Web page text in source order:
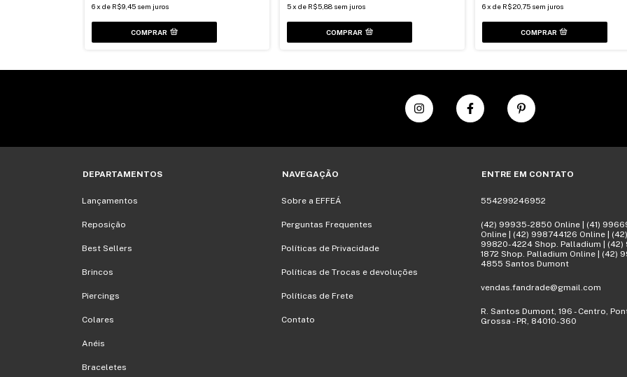
6x de R$9,45 sem juros
COMPRAR
5x de R$5,88 sem juros
COMPRAR
6x de R$20,75 sem juros
DEPARTAMENTOS
Lançamentos
Reposição
Best Sellers
Brincos
Piercings
Colares
Anéis
Braceletes
NAVEGAÇÃO
Sobre a EFFEÁ
Perguntas Frequentes
Políticas de Privacidade
Políticas de Trocas e devoluções
Políticas de Frete
Contato
ENTRE EM CONTATO
554299246952
(42) 99935-2850 Online | (41)
Online | (42) 998744126 Online | (42)
99820-4224 Shop. Palladium | (42)
1872 Shop. Palladium Online | (42)
4855 Santos Dumont
vendas.fandrade@gmail.com
R. Santos Dumont, 196 - Centro,
Grossa - PR, 84010-360